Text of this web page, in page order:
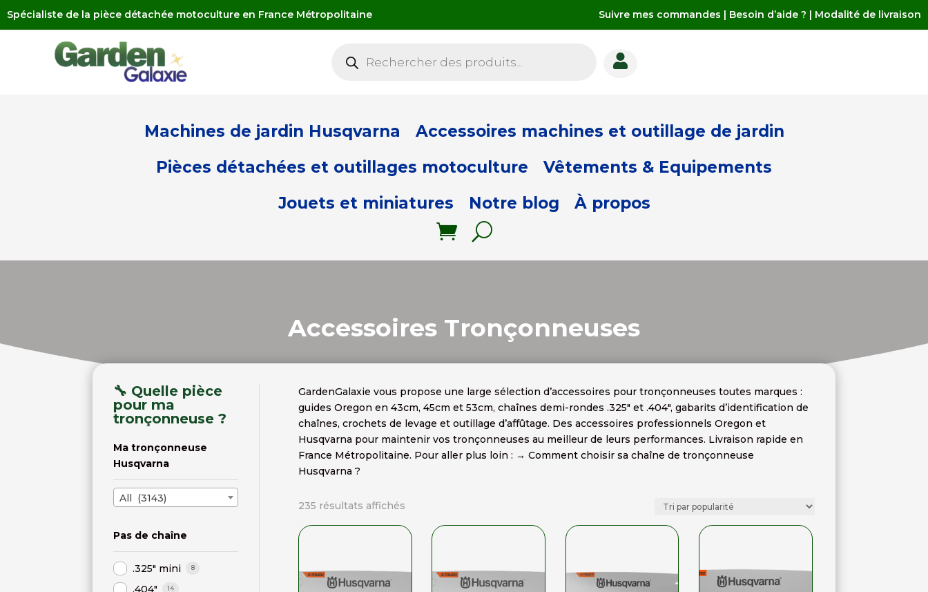
Spécialiste de la pièce détachée motoculture en France Métropolitaine Suivre mes commandes | Besoin d’aide ? | Modalité de livraison
produits 
Machines de jardin Husqvarna
Accessoires machines et outillage de jardin
Pièces détachées et outillages motoculture
Vêtements & Equipements
Jouets et miniatures
Notre blog À propos
Accessoires Tronçonneuses
🔧 Quelle pièce
pour ma
tronçonneuse ?
Ma tronçonneuse
Husqvarna
All (3143)
Pas de chaîne
.325" mini 8
.404" 14
GardenGalaxie vous propose une large sélection d’accessoires pour tronçonneuses toutes marques :
guides Oregon en 43cm, 45cm et 53cm, chaînes demi-rondes .325″ et .404″, gabarits d’identification de
chaînes, crochets de levage et outillage d’affûtage. Des accessoires professionnels Oregon et
Husqvarna pour maintenir vos tronçonneuses au meilleur de leurs performances. Livraison rapide en
France Métropolitaine. Pour aller plus loin : → Comment choisir sa chaîne de tronçonneuse
Husqvarna ?
235 résultats affichés
popularité